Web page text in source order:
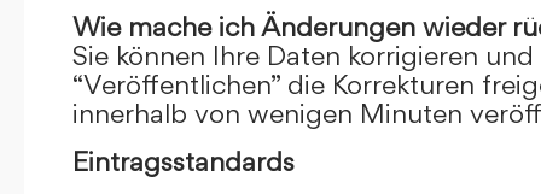
Wie mache ich Änderungen wieder
Sie können Ihre Daten korrigieren
“Veröffentlichen” die Korrekturen
innerhalb von wenigen Minuten
Eintragsstandards